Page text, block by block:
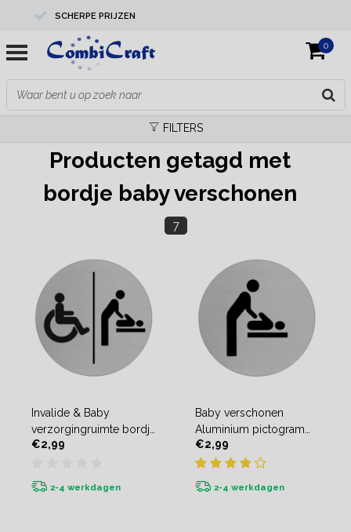
SCHERPE PRIJZEN
PROFESSIONELE KWALITEIT
EXPERTS IN MAATWERK
0
FILTERS
Producten getagd met
bordje baby verschonen
7
Invalide & Baby
verzorgingruimte bordje
Aluminium
€2,99
2-4 werkdagen
Baby verschonen
Aluminium pictogram
deurbordje
€2,99
2-4 werkdagen